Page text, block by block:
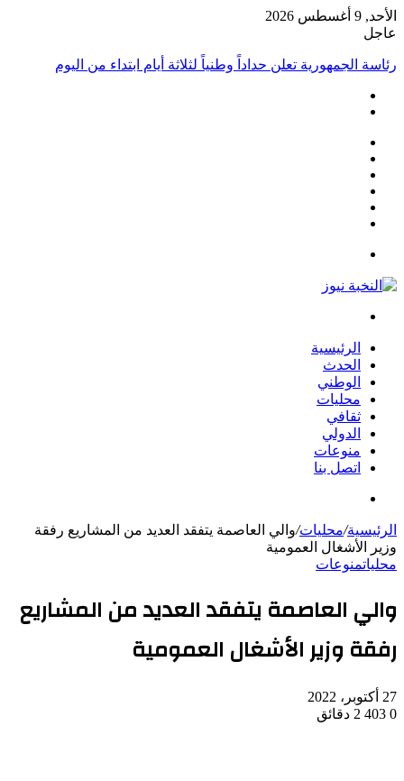
الأحد, 9 أغسطس 2026
عاجل
رئاسة الجمهورية تعلن حداداً وطنياً لثلاثة أيام ابتداء من اليوم
الرئيسية
الحدث
الوطني
محليات
ثقافي
الدولي
منوعات
اتصل بنا
الرئيسية/محليات/والي العاصمة يتفقد العديد من المشاريع رفقة
وزير الأشغال العمومية
محلياتمنوعات
والي العاصمة يتفقد العديد من المشاريع
رفقة وزير الأشغال العمومية
27 أكتوبر، 2022
0
2 دقائق